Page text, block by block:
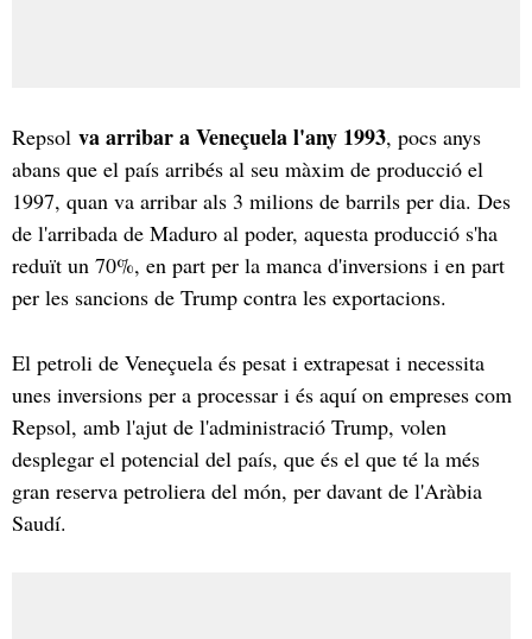
Repsol va arribar a Veneçuela l'any 1993, pocs anys
abans que el país arribés al seu màxim de producció el
1997, quan va arribar als 3 milions de barrils per dia. Des
de l'arribada de Maduro al poder, aquesta producció s'ha
reduït un 70%, en part per la manca d'inversions i en part
per les sancions de Trump contra les exportacions.
El petroli de Veneçuela és pesat i extrapesat i necessita
unes inversions per a processar i és aquí on empreses com
Repsol, amb l'ajut de l'administració Trump, volen
desplegar el potencial del país, que és el que té la més
gran reserva petroliera del món, per davant de l'Aràbia
Saudí.